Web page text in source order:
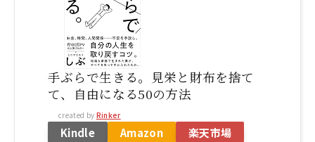
手ぶらで生きる。見栄と財布を捨て
て、自由になる50の方法
created by Rinker
Kindle Amazon 楽天市場